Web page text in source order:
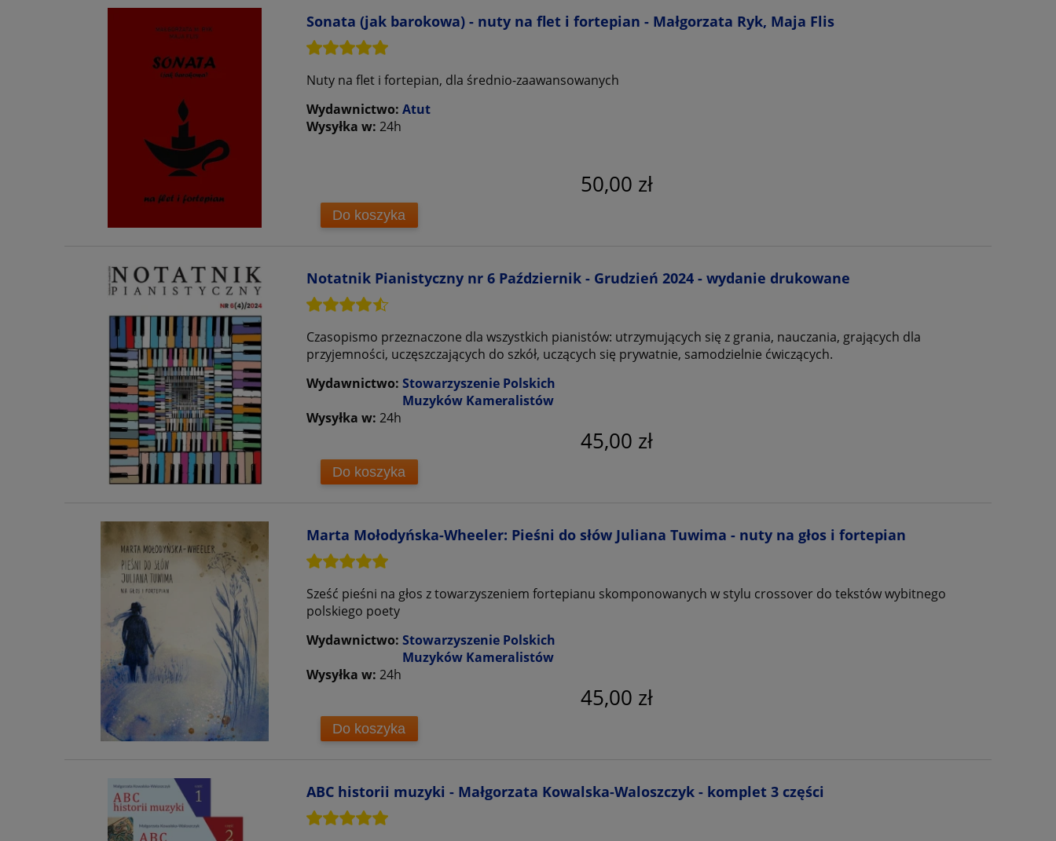
Sonata (jak barokowa) - nuty na flet i fortepian - Małgorzata Ryk, Maja Flis
Nuty na flet i fortepian, dla średnio-zaawansowanych
Wydawnictwo: Atut
Wysyłka w: 24h
50,00 zł
Do koszyka
Notatnik Pianistyczny nr 6 Październik - Grudzień 2024 - wydanie drukowane
Czasopismo przeznaczone dla wszystkich pianistów: utrzymujących się z grania, nauczania, grających dla
przyjemności, uczęszczających do szkół, uczących się prywatnie, samodzielnie ćwiczących.
Wydawnictwo: Stowarzyszenie Polskich
Muzyków Kameralistów
Wysyłka w: 24h
45,00 zł
Do koszyka
Marta Mołodyńska-Wheeler: Pieśni do słów Juliana Tuwima - nuty na głos i fortepian
Sześć pieśni na głos z towarzyszeniem fortepianu skomponowanych w stylu crossover do tekstów wybitnego
polskiego poety
Wydawnictwo: Stowarzyszenie Polskich
Muzyków Kameralistów
Wysyłka w: 24h
45,00 zł
Do koszyka
ABC historii muzyki - Małgorzata Kowalska-Waloszczyk - komplet 3 części